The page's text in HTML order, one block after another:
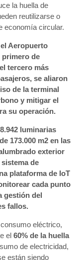
la huella de
reutilizarse o
economía circular.
Aeropuerto
primero de
tercero más
se aliaron
de la terminal
y mitigar el
su operación.
8.942 luminarias
173.000 m2 en las
exterior
de
plataforma de IoT
cada punto
gestión del
fallos.
eléctrico,
el 60% de la huella
de electricidad,
están siendo